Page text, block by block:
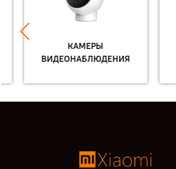
КАМЕРЫ
ВИДЕОНАБЛЮДЕНИЯ